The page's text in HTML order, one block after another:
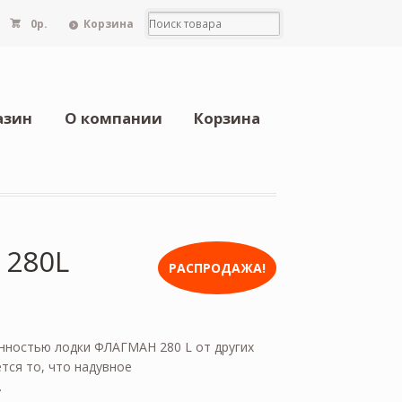
0р. Корзина
О компании Корзина
РАСПРОДАЖА!
лодки ФЛАГМАН 280 L от других
то, что надувное